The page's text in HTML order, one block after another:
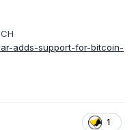
adds-support-for-bitcoin-
1